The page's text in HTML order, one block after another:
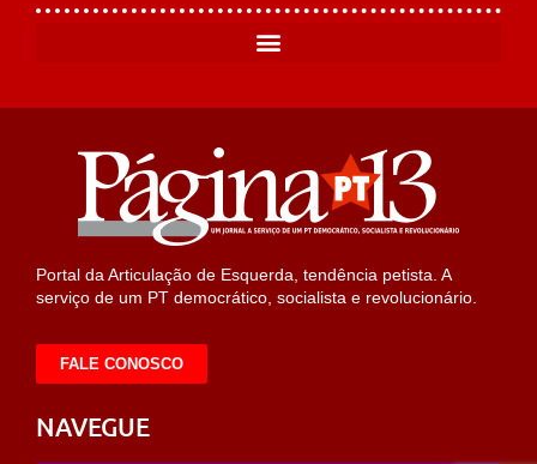
Portal da Articulação de Esquerda, tendência petista. A
serviço de um PT democrático, socialista e revolucionário.
FALE CONOSCO
NAVEGUE